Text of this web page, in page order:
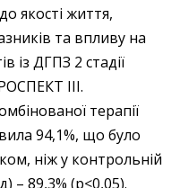
якості життя,
та впливу на
із ДГПЗ 2 стадії
III.
терапії
94,1%, що було
ніж у контрольній
– 89,3% (р<0,05).